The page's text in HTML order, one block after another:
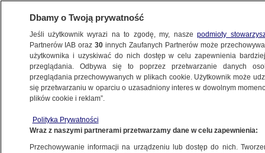
ŁÓDŹ
11.04.2024, 12:23
Dbamy o Twoją prywatność
Jeśli użytkownik wyrazi na to zgodę, my, naszepodmioty
Partnerów IAB oraz30 innych Zaufanych Partnerów może
użytkownika i uzyskiwać do nich dostęp w celu zapewnienia
przeglądania. Odbywa się to poprzez przetwarzanie danych
przeglądania przechowywanych w plikach cookie. Użytkownik może
się przetwarzaniu w oparciu o uzasadniony interes w dowolnym
plików cookie i reklam”.
Polityka Prywatności
Wraz z naszymi partnerami przetwarzamy dane w celu zapewnienia:
Przechowywanie informacji na urządzeniu lub dostęp do nich.